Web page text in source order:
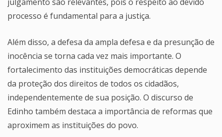
processo é fundamental para a justiça.
Além disso, a defesa da ampla defesa e da presunção de
inocência se torna cada vez mais importante. O
fortalecimento das instituições democráticas depende
da proteção dos direitos de todos os cidadãos,
independentemente de sua posição. O discurso de
Edinho também destaca a importância de reformas que
aproximem as instituições do povo.